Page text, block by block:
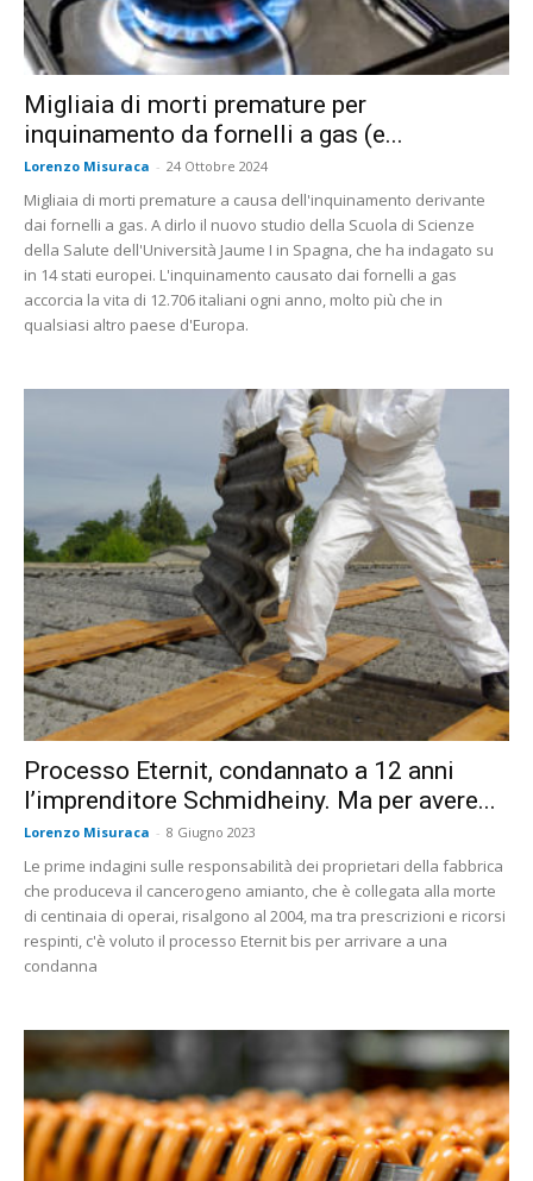
Migliaia di morti premature per
inquinamento da fornelli a gas (e...
Lorenzo Misuraca - 24 Ottobre 2024
Migliaia di morti premature a causa dell'inquinamento derivante
dai fornelli a gas. A dirlo il nuovo studio della Scuola di Scienze
della Salute dell'Università Jaume I in Spagna, che ha indagato su
in 14 stati europei. L'inquinamento causato dai fornelli a gas
accorcia la vita di 12.706 italiani ogni anno, molto più che in
qualsiasi altro paese d'Europa.
Processo Eternit, condannato a 12 anni
l’imprenditore Schmidheiny. Ma per avere...
Lorenzo Misuraca - 8 Giugno 2023
Le prime indagini sulle responsabilità dei proprietari della fabbrica
che produceva il cancerogeno amianto, che è collegata alla morte
di centinaia di operai, risalgono al 2004, ma tra prescrizioni e ricorsi
respinti, c'è voluto il processo Eternit bis per arrivare a una
condanna